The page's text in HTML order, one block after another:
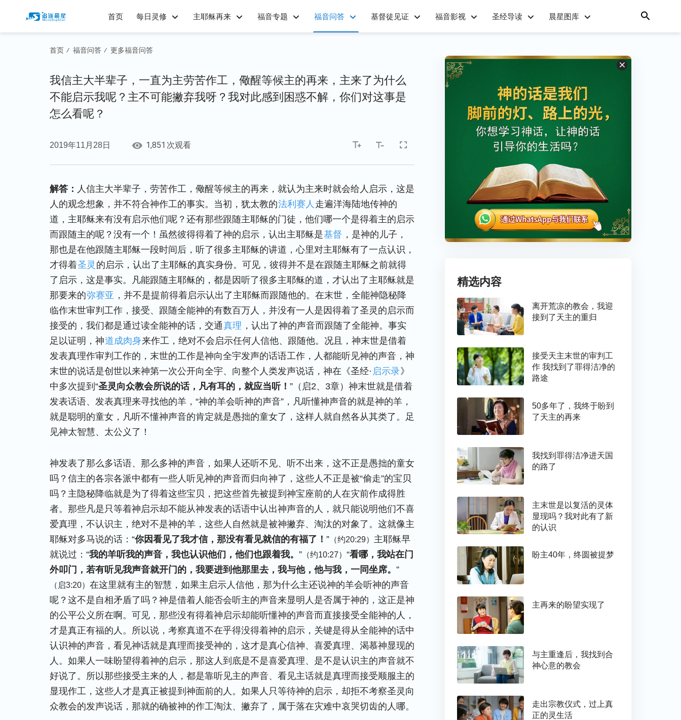
首页 每日灵修 主耶稣再来 福音专题 福音问答 基督徒见证 福音影视 圣经导读 晨星图库
首页 / 福音问答 / 更多福音问答
我信主大半辈子，一直为主劳苦作工，儆醒等候主的再来，主来了为什么
不能启示我呢？主不可能撇弃我呀？我对此感到困惑不解，你们对这事是
怎么看呢？
2019年11月28日 1,851 次观看
解答： 人信主大半辈子，劳苦作工，儆醒等候主的再来，就认为主来时就会给人启示，这是
人的观念想象，并不符合神作工的事实。当初，犹太教的法利赛人 走遍洋海陆地传神的
道，主耶稣来有没有启示他们呢？还有那些跟随主耶稣的门徒，他们哪一个是得着主的启示
而跟随主的呢？没有一个！虽然彼得得着了神的启示，认出主耶稣是基督 ，是神的儿子，
那也是在他跟随主耶稣一段时间后，听了很多主耶稣的讲道，心里对主耶稣有了一点认识，
才得着圣灵 的启示，认出了主耶稣的真实身份。可见，彼得并不是在跟随主耶稣之前就得
了启示，这是事实。凡能跟随主耶稣的，都是因听了很多主耶稣的道，才认出了主耶稣就是
那要来的弥赛亚 ，并不是提前得着启示认出了主耶稣而跟随他的。在末世，全能神隐秘降
临作末世审判工作，接受、跟随全能神的有数百万人，并没有一人是因得着了圣灵的启示而
接受的，我们都是通过读全能神的话，交通真理 ，认出了神的声音而跟随了全能神。事实
足以证明，神道成肉身来作工，绝对不会启示任何人信他、跟随他。况且，神末世是借着
发表真理作审判工作的，末世的工作是神向全宇发声的话语工作，人都能听见神的声音，神
末世的说话是创世以来神第一次公开向全宇、向整个人类发声说话，神在《圣经· 启示录》
中多次提到“圣灵向众教会所说的话，凡有耳的，就应当听！ ”（启2、3章）神末世就是借着
发表话语、发表真理来寻找他的羊，“神的羊会听神的声音”，凡听懂神声音的就是神的羊，
就是聪明的童女，凡听不懂神声音的肯定就是愚拙的童女了，这样人就自然各从其类了。足
见神太智慧、太公义了！
神发表了那么多话语、那么多神的声音，如果人还听不见、听不出来，这不正是愚拙的童女
吗？信主的各宗各派中都有一些人听见神的声音而归向神了，这些人不正是被“偷走”的宝贝
吗？主隐秘降临就是为了得着这些宝贝，把这些首先被提到神宝座前的人在灾前作成得胜
者。那些凡是只等着神启示却不能从神发表的话语中认出神声音的人，就只能说明他们不喜
爱真理，不认识主，绝对不是神的羊，这些人自然就是被神撇弃、淘汰的对象了。这就像主
耶稣对多马说的话：“你因看见了我才信，那没有看见就信的有福了！ ” （约20:29） 主耶稣早
就说过：“我的羊听我的声音，我也认识他们，他们也跟着我。 ” （约10:27） “看哪，我站在门
外叩门，若有听见我声音就开门的，我要进到他那里去，我与他，他与我，一同坐席。 ”
（启3:20） 在这里就有主的智慧，如果主启示人信他，那为什么主还说神的羊会听神的声音
呢？这不是自相矛盾了吗？神是借着人能否会听主的声音来显明人是否属于神的，这正是神
的公平公义所在啊。可见，那些没有得着神启示却能听懂神的声音而直接接受全能神的人，
才是真正有福的人。所以说，考察真道不在乎得没得着神的启示，关键是得从全能神的话中
认识神的声音，看见神话就是真理而接受神的，这才是真心信神、喜爱真理、渴慕神显现的
人。如果人一味盼望得着神的启示，那这人到底是不是喜爱真理、是不是认识主的声音就不
好说了。所以那些接受主来的人，都是靠听见主的声音、看见主话就是真理而接受顺服主的
显现作工，这些人才是真正被提到神面前的人。如果人只等待神的启示，却拒不考察圣灵向
众教会的发声说话，那就的确被神的作工淘汰、撇弃了，属于落在灾难中哀哭切齿的人哪。
精选内容
离开荒凉的教会，我迎
接到了天主的重归
接受天主末世的审判工
作 我找到了罪得洁净的
路途
50多年了，我终于盼到
了天主的再来
我找到罪得洁净进天国
的路了
主末世是以复活的灵体
显现吗？我对此有了新
的认识
盼主40年，终圆被提梦
主再来的盼望实现了
与主重逢后，我找到合
神心意的教会
走出宗教仪式，过上真
正的灵生活